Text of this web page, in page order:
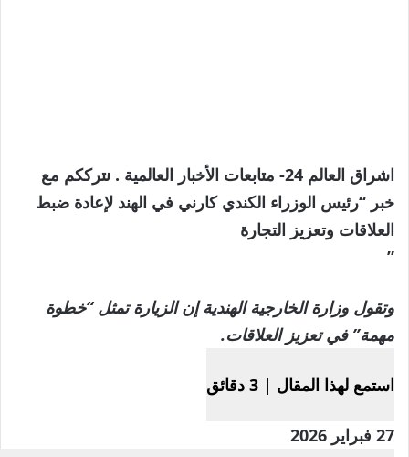
اشراق العالم 24- متابعات الأخبار العالمية . نترككم مع
خبر “رئيس الوزراء الكندي كارني في الهند لإعادة ضبط
العلاقات وتعزيز التجارة
”
وتقول وزارة الخارجية الهندية إن الزيارة تمثل “خطوة
مهمة” في تعزيز العلاقات.
استمع لهذا المقال | 3 دقائق
نُشرت
27 فبراير 2026